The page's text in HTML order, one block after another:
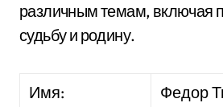
различным темам, включая
судьбу и родину.
Имя:
Федор